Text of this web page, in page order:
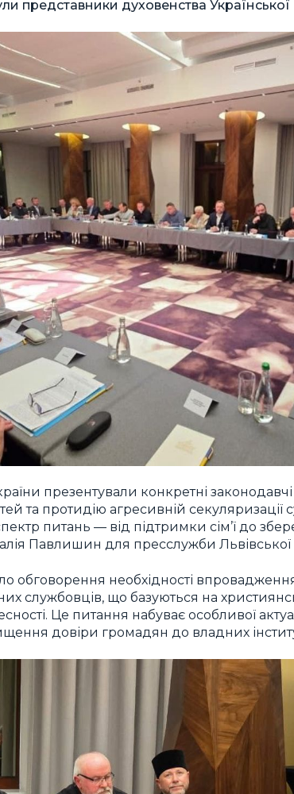
представники духовенства
презентували конкретні законодавчі
та протидію агресивній секуляризації
питань — від підтримки сім’ї до
Павлишин для пресслужби Львівської
обговорення необхідності
службовців, що базуються на
Це питання набуває особливої
довіри громадян до владних